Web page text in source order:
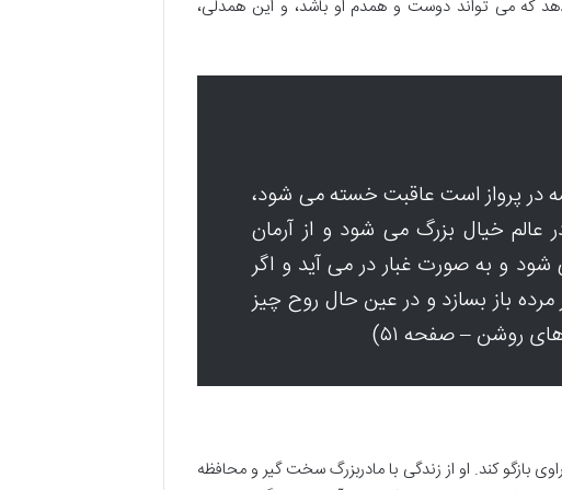
که می تواند دوست و همدم او باشد، و این همدلی،
در پرواز است عاقبت خسته می شود،
عالم خیال بزرگ می شود و از آرمان
و به صورت غبار در می آید و اگر
مرده باز بسازد و در عین حال روح چیز
روشن – صفحه ۵۱)
بازگو کند. او از زندگی با مادربزرگ سخت گیر و محافظه